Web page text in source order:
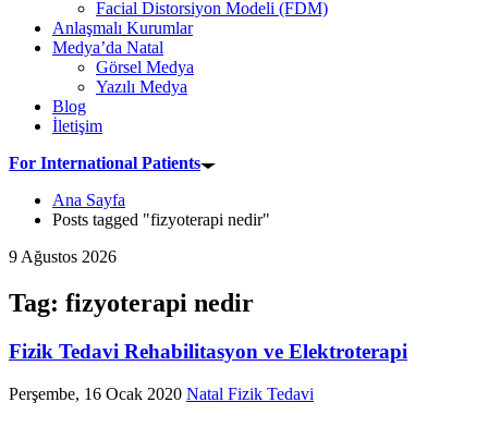
Facial Distorsiyon Modeli (FDM)
Anlaşmalı Kurumlar
Medya’da Natal
Görsel Medya
Yazılı Medya
Blog
İletişim
For International Patients
Ana Sayfa
Posts tagged "fizyoterapi nedir"
9 Ağustos 2026
Tag: fizyoterapi nedir
Fizik Tedavi Rehabilitasyon ve Elektroterapi
Perşembe, 16 Ocak 2020 Natal Fizik Tedavi